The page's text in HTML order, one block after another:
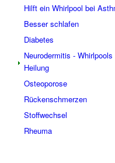
Hilft ein Whirlpool bei
Besser schlafen
Diabetes
Neurodermitis -
Heilung
Osteoporose
Rückenschmerzen
Stoffwechsel
Rheuma